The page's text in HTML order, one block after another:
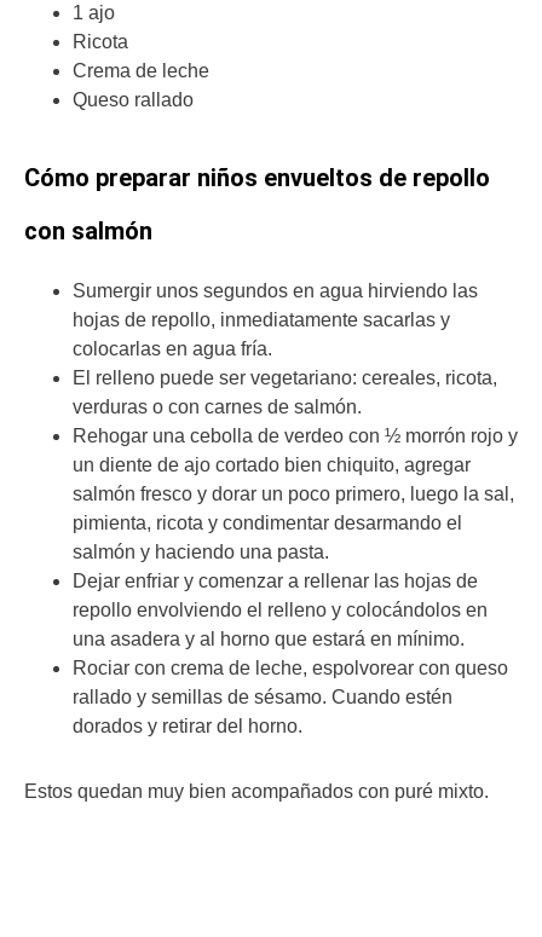
1 ajo
Ricota
Crema de leche
Queso rallado
Cómo preparar niños envueltos de repollo
con salmón
Sumergir unos segundos en agua hirviendo las
hojas de repollo, inmediatamente sacarlas y
colocarlas en agua fría.
El relleno puede ser vegetariano: cereales, ricota,
verduras o con carnes de salmón.
Rehogar una cebolla de verdeo con ½ morrón rojo y
un diente de ajo cortado bien chiquito, agregar
salmón fresco y dorar un poco primero, luego la sal,
pimienta, ricota y condimentar desarmando el
salmón y haciendo una pasta.
Dejar enfriar y comenzar a rellenar las hojas de
repollo envolviendo el relleno y colocándolos en
una asadera y al horno que estará en mínimo.
Rociar con crema de leche, espolvorear con queso
rallado y semillas de sésamo. Cuando estén
dorados y retirar del horno.
Estos quedan muy bien acompañados con puré mixto.